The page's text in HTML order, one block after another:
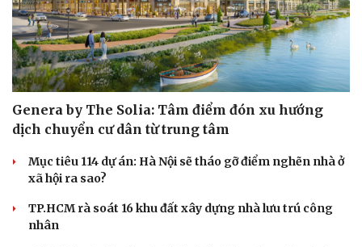
Genera by The Solia: Tâm điểm đón xu hướng
dịch chuyển cư dân từ trung tâm
Mục tiêu 114 dự án: Hà Nội sẽ tháo gỡ điểm nghẽn nhà ở
xã hội ra sao?
TP.HCM rà soát 16 khu đất xây dựng nhà lưu trú công
nhân